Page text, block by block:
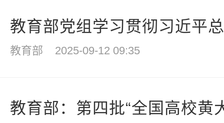
教育部党组学习贯彻习近平
教育部 2025-09-12 09:35
教育部：第四批“全国高校黄